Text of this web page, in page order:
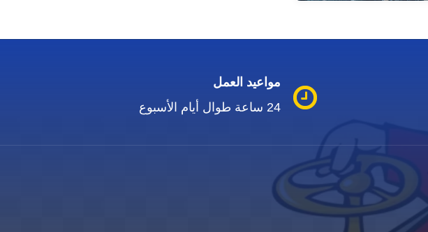
مواعيد العمل
24 ساعة طوال أيام الأسبوع